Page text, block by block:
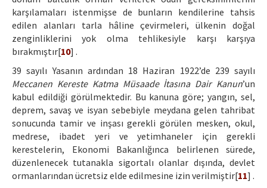
karşılamaları istenmişse de bunların kendilerine tahsis
edilen alanları tarla hâline çevirmeleri, ülkenin doğal
zenginliklerini yok olma tehlikesiyle karşı karşıya
bırakmıştır[10] .
39 sayılı Yasanın ardından 18 Haziran 1922’de 239 sayılı
Meccanen Kereste Katma Müsaade İtasına Dair Kanun’un
kabul edildiği görülmektedir. Bu kanuna göre; yangın, sel,
deprem, savaş ve isyan sebebiyle meydana gelen tahribat
sonucunda tamir ve inşası gerekli görülen mesken, okul,
medrese, ibadet yeri ve yetimhaneler için gerekli
kerestelerin, Ekonomi Bakanlığınca belirlenen sürede,
düzenlenecek tutanakla sigortalı olanlar dışında, devlet
ormanlarından ücretsiz elde edilmesine izin verilmiştir[11] .